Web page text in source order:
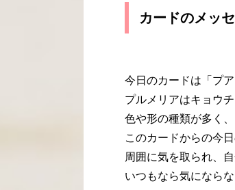
カードのメッ
今日のカードは「プア
プルメリアはキョウ
色や形の種類が多く
このカードからの今
周囲に気を取られ、
いつもなら気になら